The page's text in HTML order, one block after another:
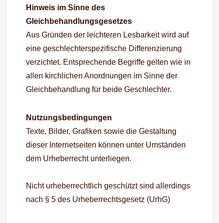
Hinweis im Sinne des
Gleichbehandlungsgesetzes
Aus Gründen der leichteren Lesbarkeit wird auf
eine geschlechterspezifische Differenzierung
verzichtet. Entsprechende Begriffe gelten wie in
allen kirchlichen Anordnungen im Sinne der
Gleichbehandlung für beide Geschlechter.
Nutzungsbedingungen
Texte, Bilder, Grafiken sowie die Gestaltung
dieser Internetseiten können unter Umständen
dem Urheberrecht unterliegen.
Nicht urheberrechtlich geschützt sind allerdings
nach § 5 des Urheberrechtsgesetz (UrhG)